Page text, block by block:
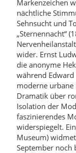
Markenzeichen
nächtliche
Sehnsucht und
„Sternennacht“
wider. Ernst
die anonyme
während Edward
moderne urbane
Dramatik über
Isolation der
faszinierendes
widerspiegelt.
Museum)
September noch